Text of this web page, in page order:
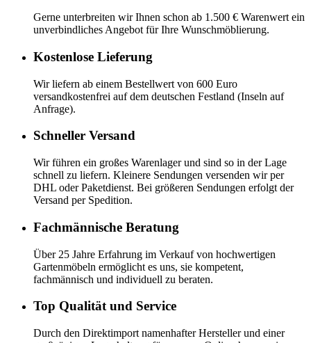
Gerne unterbreiten wir Ihnen schon ab 1.500 € Warenwert ein
unverbindliches Angebot für Ihre Wunschmöblierung.
Kostenlose Lieferung
Wir liefern ab einem Bestellwert von 600 Euro
versandkostenfrei auf dem deutschen Festland (Inseln auf
Anfrage).
Schneller Versand
Wir führen ein großes Warenlager und sind so in der Lage
schnell zu liefern. Kleinere Sendungen versenden wir per
DHL oder Paketdienst. Bei größeren Sendungen erfolgt der
Versand per Spedition.
Fachmännische Beratung
Über 25 Jahre Erfahrung im Verkauf von hochwertigen
Gartenmöbeln ermöglicht es uns, sie kompetent,
fachmännisch und individuell zu beraten.
Top Qualität und Service
Durch den Direktimport namenhafter Hersteller und einer